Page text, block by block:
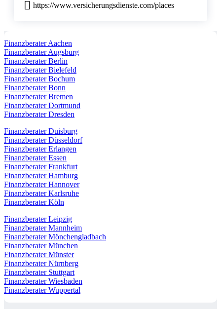
https://www.versicherungsdienste.com/places
Finanzberater Aachen
Finanzberater Augsburg
Finanzberater Berlin
Finanzberater Bielefeld
Finanzberater Bochum
Finanzberater Bonn
Finanzberater Bremen
Finanzberater Dortmund
Finanzberater Dresden
Finanzberater Duisburg
Finanzberater Düsseldorf
Finanzberater Erlangen
Finanzberater Essen
Finanzberater Frankfurt
Finanzberater Hamburg
Finanzberater Hannover
Finanzberater Karlsruhe
Finanzberater Köln
Finanzberater Leipzig
Finanzberater Mannheim
Finanzberater Mönchengladbach
Finanzberater München
Finanzberater Münster
Finanzberater Nürnberg
Finanzberater Stuttgart
Finanzberater Wiesbaden
Finanzberater Wuppertal